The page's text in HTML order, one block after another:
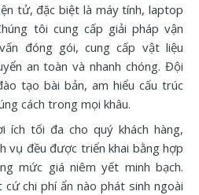
tử, đặc biệt là máy tính, laptop
tôi cung cấp giải pháp vận
đóng gói, cung cấp vật liệu
an toàn và nhanh chóng. Đội
tạo bài bản, am hiểu cấu trúc
cách trong mọi khâu.
ích tối đa cho quý khách hàng,
vụ đều được triển khai bằng hợp
mức giá niêm yết minh bạch.
chi phí ẩn nào phát sinh ngoài